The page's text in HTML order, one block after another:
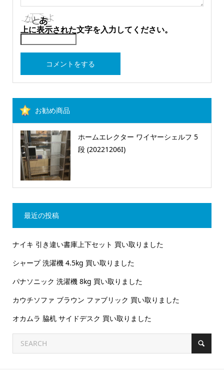
上に表示された文字を入力してください。
お勧め商品
ホームエレクター ワイヤーシェルフ 5
段 (20221206I)
最近の投稿
ナイキ 引き違い書庫上下セット 買い取りました
シャープ 洗濯機 4.5kg 買い取りました
パナソニック 洗濯機 8kg 買い取りました
カウチソファ ブラウン ファブリック 買い取りました
オカムラ 脇机 サイドデスク 買い取りました